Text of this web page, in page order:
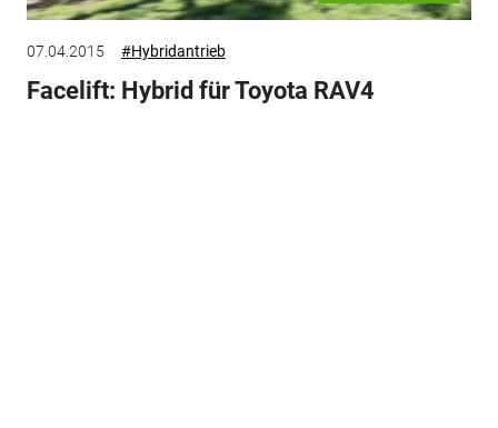
07.04.2015 #Hybridantrieb
Facelift: Hybrid für Toyota RAV4